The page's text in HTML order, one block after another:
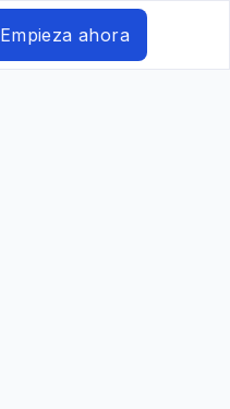
Empieza ahora